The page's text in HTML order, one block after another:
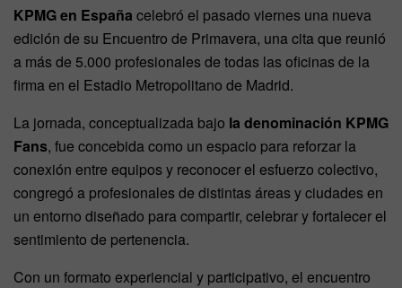
KPMG en España celebró el pasado viernes una nueva
edición de su Encuentro de Primavera, una cita que reunió
a más de 5.000 profesionales de todas las oficinas de la
firma en el Estadio Metropolitano de Madrid.
La jornada, conceptualizada bajo la denominación KPMG
Fans, fue concebida como un espacio para reforzar la
conexión entre equipos y reconocer el esfuerzo colectivo,
congregó a profesionales de distintas áreas y ciudades en
un entorno diseñado para compartir, celebrar y fortalecer el
sentimiento de pertenencia.
Con un formato experiencial y participativo, el encuentro